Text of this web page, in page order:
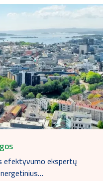
efektyvumo ekspertų